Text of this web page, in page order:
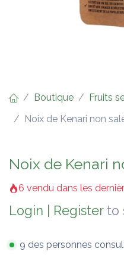
Boutique
Fruits
Noix de Kenari non
Noix de Kenari
6 vendu dans les
Login Register to
9 des personnes